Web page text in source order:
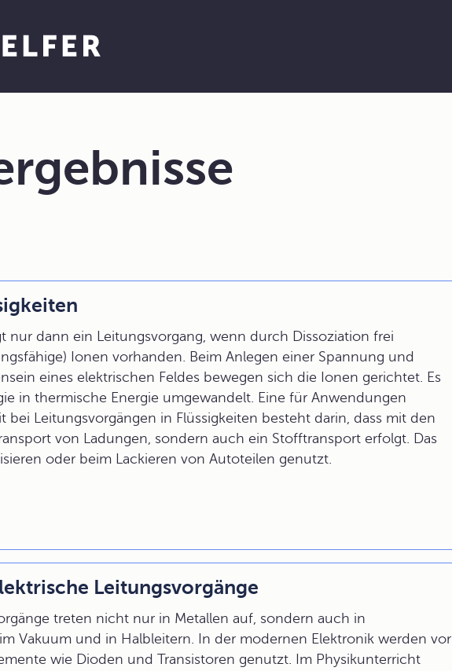
nur dann ein Leitungsvorgang, wenn durch Dissoziation frei
Ionen vorhanden. Beim Anlegen einer Spannung und
eines elektrischen Feldes bewegen sich die Ionen gerichtet. Es
in thermische Energie umgewandelt. Eine für Anwendungen
bei Leitungsvorgängen in Flüssigkeiten besteht darin, dass mit den
von Ladungen, sondern auch ein Stofftransport erfolgt. Das
oder beim Lackieren von Autoteilen genutzt.
Leitungsvorgänge
treten nicht nur in Metallen auf, sondern auch in
im Vakuum und in Halbleitern. In der modernen Elektronik werden vor
wie Dioden und Transistoren genutzt. Im Physikunterricht